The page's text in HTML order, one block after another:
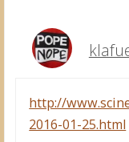
http://
2016-01-25.html